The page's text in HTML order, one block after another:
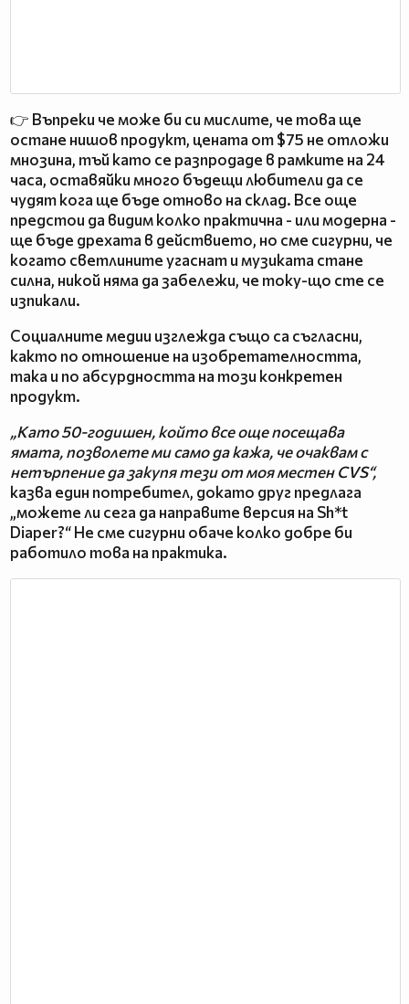
👉 Въпреки че може би си мислите, че това ще
остане нишов продукт, цената от $75 не отложи
мнозина, тъй като се разпродаде в рамките на 24
часа, оставяйки много бъдещи любители да се
чудят кога ще бъде отново на склад. Все още
предстои да видим колко практична - или модерна -
ще бъде дрехата в действието, но сме сигурни, че
когато светлините угаснат и музиката стане
силна, никой няма да забележи, че току-що сте се
изпикали.
Социалните медии изглежда също са съгласни,
както по отношение на изобретателността,
така и по абсурдността на този конкретен
продукт.
„Като 50-годишен, който все още посещава
ямата, позволете ми само да кажа, че очаквам с
нетърпение да закупя тези от моя местен CVS“,
казва един потребител, докато друг предлага
„можете ли сега да направите версия на Sh*t
Diaper?“ Не сме сигурни обаче колко добре би
работило това на практика.